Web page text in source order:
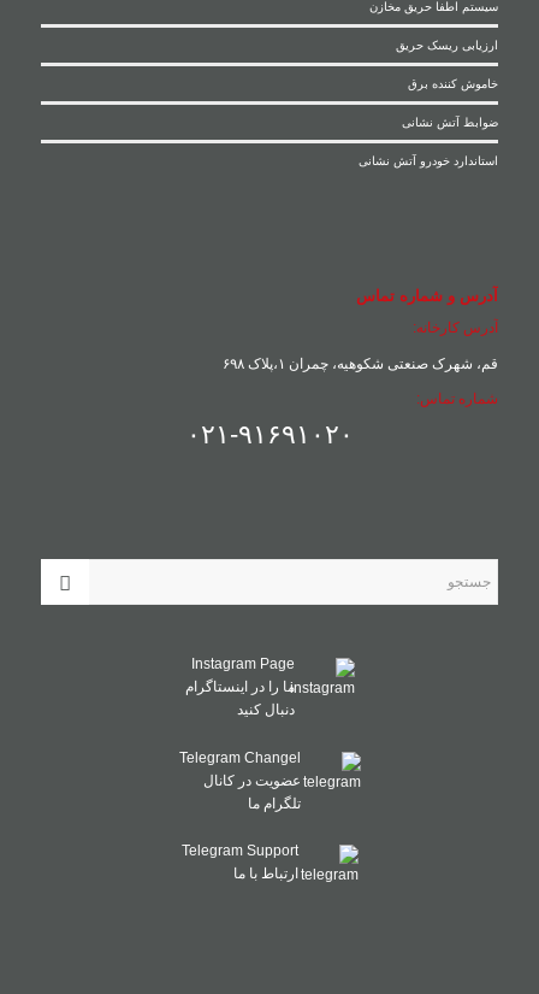
سیستم اطفا حریق مخازن
ارزیابی ریسک حریق
خاموش کننده برق
ضوابط آتش نشانی
استاندارد خودرو آتش نشانی
آدرس و شماره تماس
آدرس کارخانه:
قم، شهرک صنعتی شکوهیه، چمران ۱،پلاک ۶۹۸
شماره تماس:
۰۲۱-۹۱۶۹۱۰۲۰
Instagram Page
ما را در اینستاگرام
دنبال کنید
Telegram Changel
عضویت در کانال
تلگرام ما
Telegram Support
ارتباط با ما